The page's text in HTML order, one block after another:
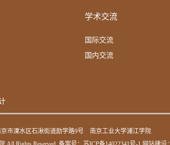
学术交流
国际交流
国内交流
市溧水区石湫街道励学路9号 南京工业大学浦江学院